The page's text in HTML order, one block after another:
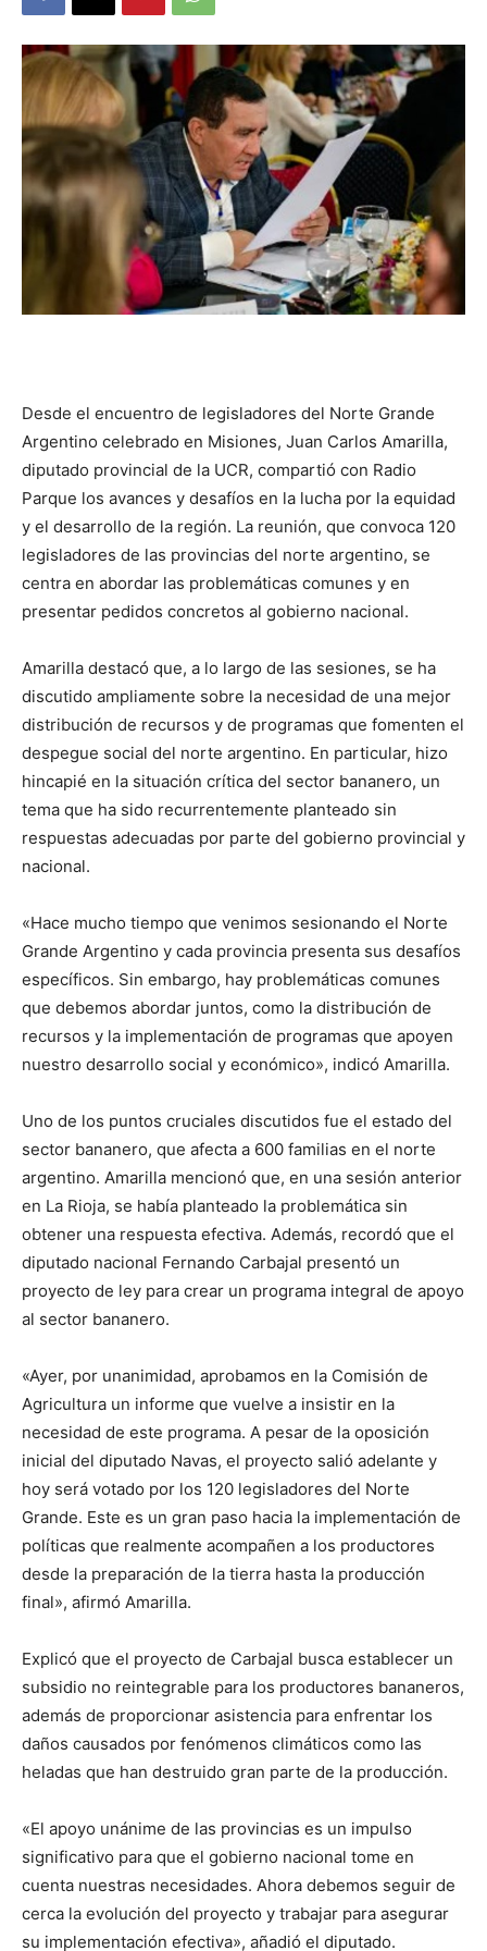
::
La
Verdad
lo
que
se
ve…
Desde el encuentro de legisladores del Norte Grande
Argentino celebrado en Misiones, Juan Carlos Amarilla,
diputado provincial de la UCR, compartió con Radio
Parque los avances y desafíos en la lucha por la equidad
y el desarrollo de la región. La reunión, que convoca 120
legisladores de las provincias del norte argentino, se
centra en abordar las problemáticas comunes y en
presentar pedidos concretos al gobierno nacional.
Amarilla destacó que, a lo largo de las sesiones, se ha
discutido ampliamente sobre la necesidad de una mejor
distribución de recursos y de programas que fomenten el
despegue social del norte argentino. En particular, hizo
hincapié en la situación crítica del sector bananero, un
tema que ha sido recurrentemente planteado sin
respuestas adecuadas por parte del gobierno provincial y
nacional.
«Hace mucho tiempo que venimos sesionando el Norte
Grande Argentino y cada provincia presenta sus desafíos
específicos. Sin embargo, hay problemáticas comunes
que debemos abordar juntos, como la distribución de
recursos y la implementación de programas que apoyen
nuestro desarrollo social y económico», indicó Amarilla.
Uno de los puntos cruciales discutidos fue el estado del
sector bananero, que afecta a 600 familias en el norte
argentino. Amarilla mencionó que, en una sesión anterior
en La Rioja, se había planteado la problemática sin
obtener una respuesta efectiva. Además, recordó que el
diputado nacional Fernando Carbajal presentó un
proyecto de ley para crear un programa integral de apoyo
al sector bananero.
«Ayer, por unanimidad, aprobamos en la Comisión de
Agricultura un informe que vuelve a insistir en la
necesidad de este programa. A pesar de la oposición
inicial del diputado Navas, el proyecto salió adelante y
hoy será votado por los 120 legisladores del Norte
Grande. Este es un gran paso hacia la implementación de
políticas que realmente acompañen a los productores
desde la preparación de la tierra hasta la producción
final», afirmó Amarilla.
Explicó que el proyecto de Carbajal busca establecer un
subsidio no reintegrable para los productores bananeros,
además de proporcionar asistencia para enfrentar los
daños causados por fenómenos climáticos como las
heladas que han destruido gran parte de la producción.
«El apoyo unánime de las provincias es un impulso
significativo para que el gobierno nacional tome en
cuenta nuestras necesidades. Ahora debemos seguir de
cerca la evolución del proyecto y trabajar para asegurar
su implementación efectiva», añadió el diputado.